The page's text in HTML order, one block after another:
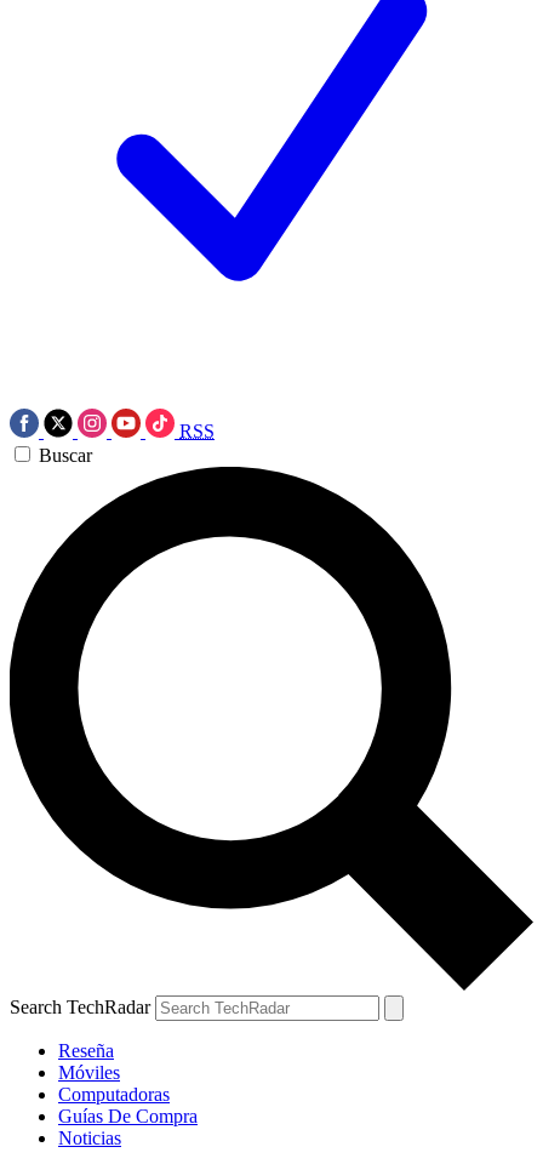
RSS
Buscar
Search TechRadar
Reseña
Móviles
Computadoras
Guías De Compra
Noticias